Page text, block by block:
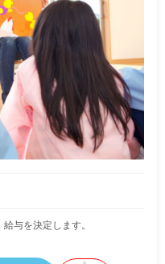
与を決定します。
円